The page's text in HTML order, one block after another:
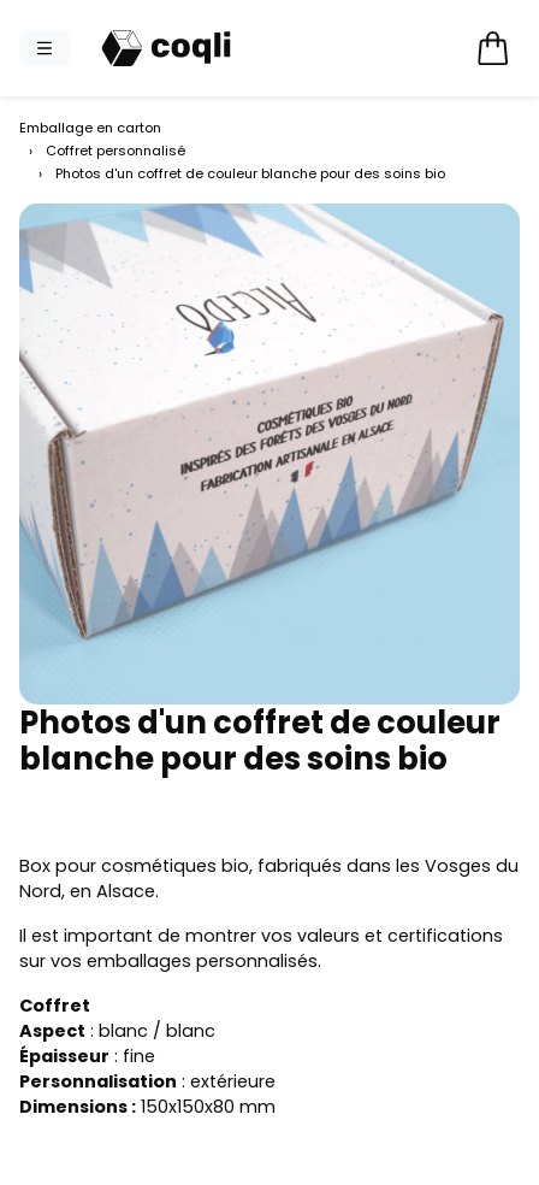
Emballage en carton
›
Coffret personnalisé
›
Photos d'un coffret de couleur blanche pour des soins bio
Photos d'un coffret de couleur
blanche pour des soins bio
Box pour cosmétiques bio, fabriqués dans les Vosges du
Nord, en Alsace.
Il est important de montrer vos valeurs et certifications
sur vos emballages personnalisés.
Coffret
Aspect : blanc / blanc
Épaisseur : fine
Personnalisation : extérieure
Dimensions : 150x150x80 mm